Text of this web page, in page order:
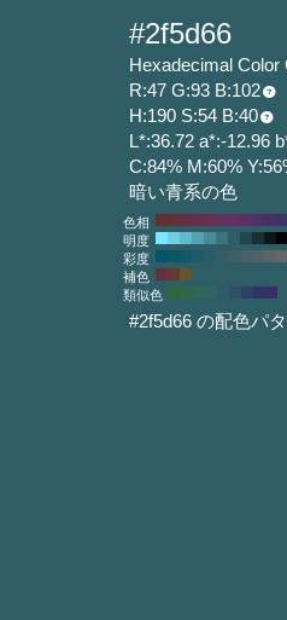
#2f5d66
Hexadecimal Color
R:47 G:93 B:102
H:190 S:54 B:40
L*:36.72 a*:-12.96
C:84% M:60%
暗い青系の色
色相
明度
彩度
補色
類似色
#2f5d66 の配色パ